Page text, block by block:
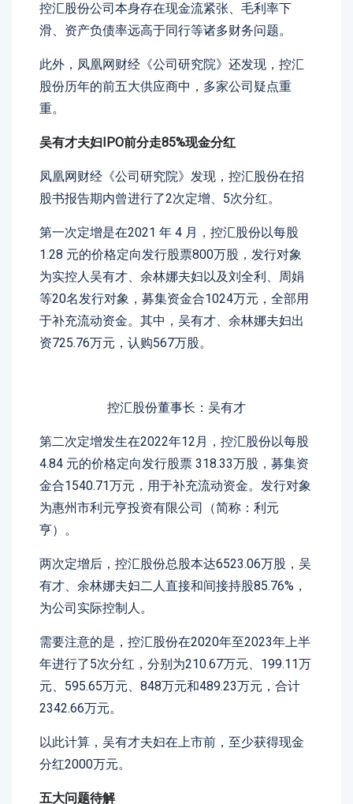
控汇股份公司本身存在现金流紧张、毛利率下
滑、资产负债率远高于同行等诸多财务问题。
此外，凤凰网财经《公司研究院》还发现，控汇
股份历年的前五大供应商中，多家公司疑点重
重。
吴有才夫妇IPO前分走85%现金分红
凤凰网财经《公司研究院》发现，控汇股份在招
股书报告期内曾进行了2次定增、5次分红。
第一次定增是在2021 年 4 月，控汇股份以每股
1.28 元的价格定向发行股票800万股，发行对象
为实控人吴有才、余林娜夫妇以及刘全利、周娟
等20名发行对象，募集资金合1024万元，全部用
于补充流动资金。其中，吴有才、余林娜夫妇出
资725.76万元，认购567万股。
控汇股份董事长：吴有才
第二次定增发生在2022年12月，控汇股份以每股
4.84 元的价格定向发行股票 318.33万股，募集资
金合1540.71万元，用于补充流动资金。发行对象
为惠州市利元亨投资有限公司（简称：利元
亨）。
两次定增后，控汇股份总股本达6523.06万股，吴
有才、余林娜夫妇二人直接和间接持股85.76%，
为公司实际控制人。
需要注意的是，控汇股份在2020年至2023年上半
年进行了5次分红，分别为210.67万元、199.11万
元、595.65万元、848万元和489.23万元，合计
2342.66万元。
以此计算，吴有才夫妇在上市前，至少获得现金
分红2000万元。
五大问题待解